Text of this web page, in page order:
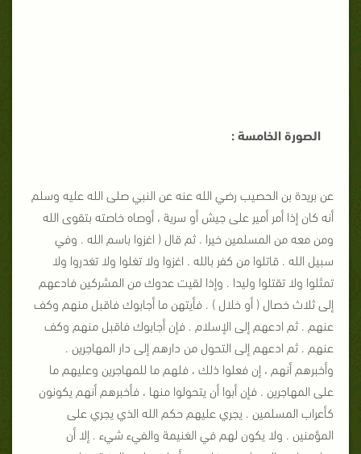
الصورة الخامسة :
عن بريدة بن الحصيب رضي الله عنه عن النبي صلى الله عليه وسلم
أنه كان إذا أمر أمير على جيش أو سرية ، أوصاه خاصته بتقوى الله
ومن معه من المسلمين خيرا . ثم قال ( اغزوا باسم الله . وفي
سبيل الله . قاتلوا من كفر بالله . اغزوا ولا تغلوا ولا تغدروا ولا
تمثلوا ولا تقتلوا وليدا . وإذا لقيت عدوك من المشركين فادعهم
إلى ثلاث خصال ( أو خلال ) . فأيتهن ما أجابوك فاقبل منهم وكف
عنهم . ثم ادعهم إلى الإسلام . فإن أجابوك فاقبل منهم وكف
عنهم . ثم ادعهم إلى التحول من دارهم إلى دار المهاجرين .
وأخبرهم أنهم ، إن فعلوا ذلك ، فلهم ما للمهاجرين وعليهم ما
على المهاجرين . فإن أبوا أن يتحولوا منها ، فأخبرهم أنهم يكونون
كأعراب المسلمين . يجري عليهم حكم الله الذي يجري على
المؤمنين . ولا يكون لهم في الغنيمة والفيء شيء . إلا أن